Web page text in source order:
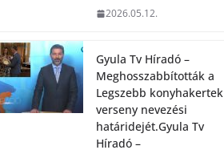
2026.05.12.
Gyula Tv Híradó –
Meghosszabbították a
Legszebb konyhakertek
verseny nevezési
határidejét.Gyula Tv
Híradó –